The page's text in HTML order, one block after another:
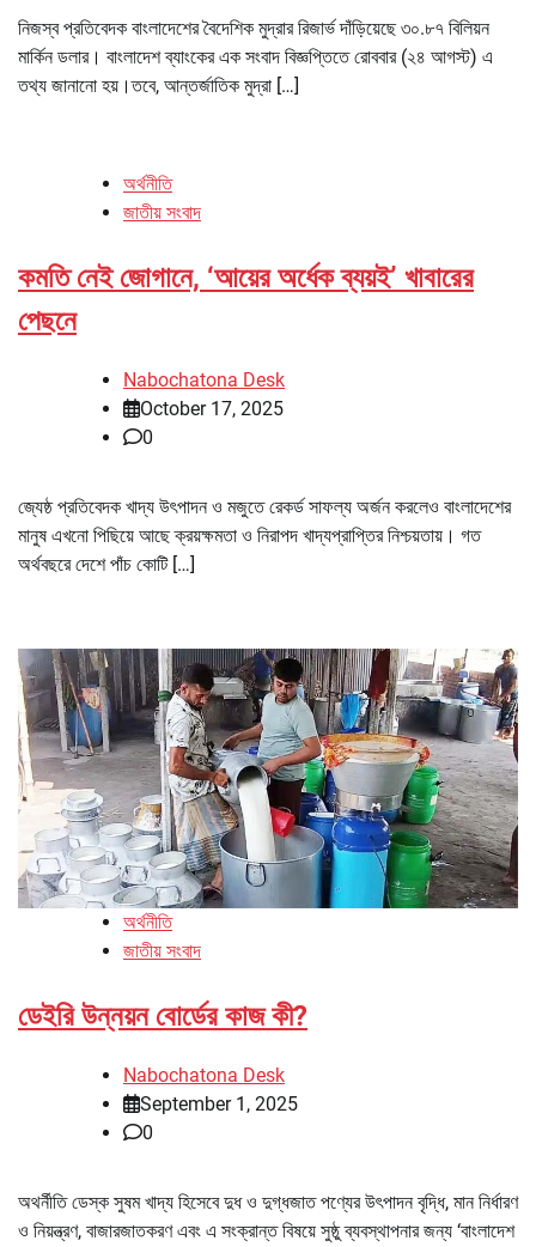
নিজস্ব প্রতিবেদক বাংলাদেশের বৈদেশিক মুদ্রার রিজার্ভ দাঁড়িয়েছে ৩০.৮৭ বিলিয়ন
মার্কিন ডলার। বাংলাদেশ ব্যাংকের এক সংবাদ বিজ্ঞপ্তিতে রোববার (২৪ আগস্ট) এ
তথ্য জানানো হয়।তবে, আন্তর্জাতিক মুদ্রা […]
অর্থনীতি
জাতীয় সংবাদ
কমতি নেই জোগানে, ‘আয়ের অর্ধেক ব্যয়ই’ খাবারের
পেছনে
Nabochatona Desk
October 17, 2025
0
জ্যেষ্ঠ প্রতিবেদক খাদ্য উৎপাদন ও মজুতে রেকর্ড সাফল্য অর্জন করলেও বাংলাদেশের
মানুষ এখনো পিছিয়ে আছে ক্রয়ক্ষমতা ও নিরাপদ খাদ্যপ্রাপ্তির নিশ্চয়তায়। গত
অর্থবছরে দেশে পাঁচ কোটি […]
অর্থনীতি
জাতীয় সংবাদ
ডেইরি উন্নয়ন বোর্ডের কাজ কী?
Nabochatona Desk
September 1, 2025
0
অথর্নীতি ডেস্ক সুষম খাদ্য হিসেবে দুধ ও দুগ্ধজাত পণ্যের উৎপাদন বৃদ্ধি, মান নির্ধারণ
ও নিয়ন্ত্রণ, বাজারজাতকরণ এবং এ সংক্রান্ত বিষয়ে সুষ্ঠু ব্যবস্থাপনার জন্য ‘বাংলাদেশ